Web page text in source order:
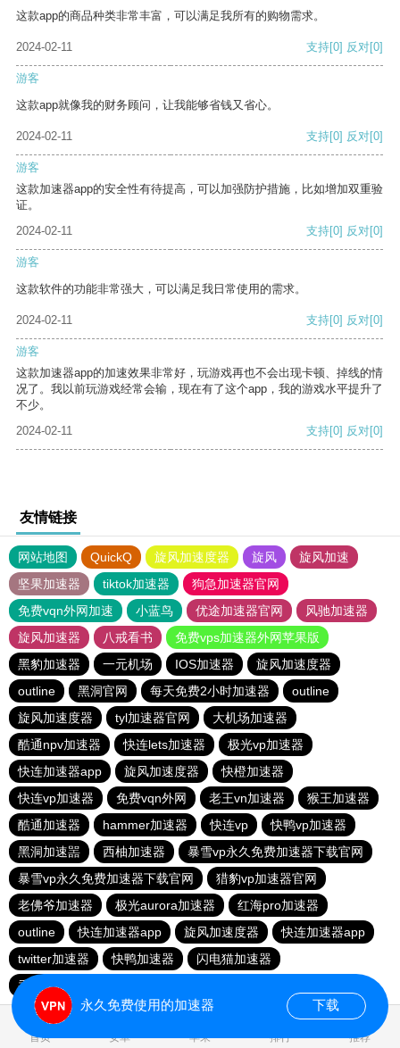
这款app的商品种类非常丰富，可以满足我所有的购物需求。
2024-02-11 支持[0] 反对[0]
游客
这款app就像我的财务顾问，让我能够省钱又省心。
2024-02-11 支持[0] 反对[0]
游客
这款加速器app的安全性有待提高，可以加强防护措施，比如增加双重验
证。
2024-02-11
支持[0] 反对[0]
游客
这款软件的功能非常强大，可以满足我日常使用的需求。
2024-02-11 支持[0] 反对[0]
游客
这款加速器app的加速效果非常好，玩游戏再也不会出现卡顿、掉线的情
况了。我以前玩游戏经常会输，现在有了这个app，我的游戏水平提升了
不少。
2024-02-11
支持[0] 反对[0]
友情链接
网站地图 QuickQ 旋风加速度器 旋风
旋风加速
坚果加速器
tiktok加速器
狗急加速器官网
免费vqn外网加速
小蓝鸟 优途加速器官网
风驰加速器
旋风加速器
八戒看书
免费vps加速器外网苹果版
黑豹加速器
一元机场 IOS加速器
旋风加速度器
outline
黑洞官网 每天免费2小时加速器
outline
旋风加速度器
tyl加速器官网
大机场加速器
酷通npv加速器
快连lets加速器
极光vp加速器
快连加速器app
旋风加速度器
快橙加速器
快连vp加速器
免费vqn外网 老王vn加速器
猴王加速器
酷通加速器
hammer加速器 快连vp
快鸭vp加速器
黑洞加速噐
西柚加速器
暴雪vp永久免费加速器下载官网
暴雪vp永久免费加速器下载官网
猎豹vp加速器官网
老佛爷加速器
极光aurora加速器
红海pro加速器
outline
快连加速器app 旋风加速度器
快连加速器app
twitter加速器
快鸭加速器
闪电猫加速器
香蕉加速器vp官网
首页 安卓 苹果 排行 推荐
永久免费使用的加速器 下载
1.675897s